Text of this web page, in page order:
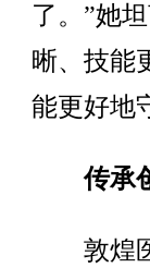
了。”她
晰、技能
能更好地
传承
敦煌医